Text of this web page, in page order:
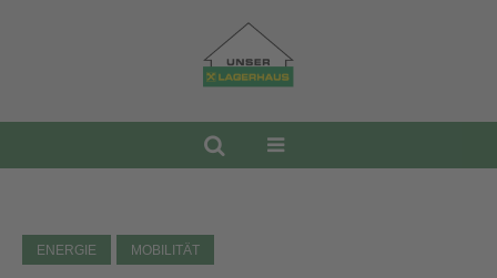
ENERGIE MOBILITÄT